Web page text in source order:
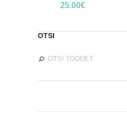
25.00€
OTSI